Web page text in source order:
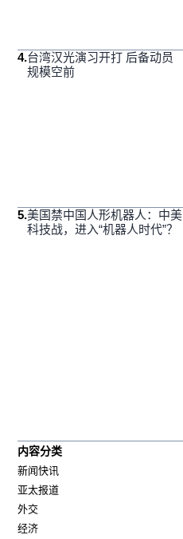
4.台湾汉光演习开打 后备动员
规模空前
5.美国禁中国人形机器人：中美
科技战，进入“机器人时代”？
内容分类
新闻快讯
亚太报道
外交
经济